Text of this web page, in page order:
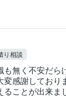
り相談
無く不安だら
感謝しており
ことが出来ま